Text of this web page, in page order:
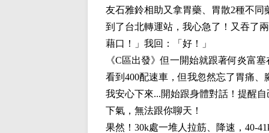
友石雅鈴相助又拿胃藥、胃散2種不同
到了台北轉運站，我心急了！又吞了
藉口！」我回：「好！」
《C區出發》但一開始就跟著何炎富
看到400配速車，但我忽然忘了胃痛
我安心下來...開始跟身體對話！提醒
下氣，無法跟你聊天！
果然！30k處一堆人拉筋、降速，40-